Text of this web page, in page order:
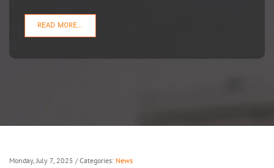
READ MORE...
Monday, July 7, 2025 / Categories: News